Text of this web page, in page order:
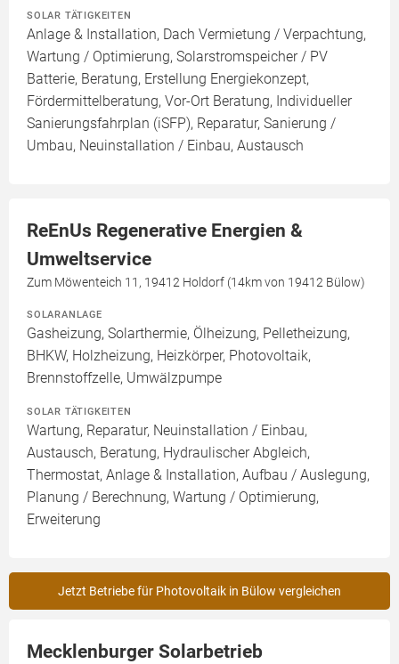
SOLAR TÄTIGKEITEN
Anlage & Installation, Dach Vermietung / Verpachtung,
Wartung / Optimierung, Solarstromspeicher / PV
Batterie, Beratung, Erstellung Energiekonzept,
Fördermittelberatung, Vor-Ort Beratung, Individueller
Sanierungsfahrplan (iSFP), Reparatur, Sanierung /
Umbau, Neuinstallation / Einbau, Austausch
ReEnUs Regenerative Energien &
Umweltservice
Zum Möwenteich 11, 19412 Holdorf (14km von 19412 Bülow)
SOLARANLAGE
Gasheizung, Solarthermie, Ölheizung, Pelletheizung,
BHKW, Holzheizung, Heizkörper, Photovoltaik,
Brennstoffzelle, Umwälzpumpe
SOLAR TÄTIGKEITEN
Wartung, Reparatur, Neuinstallation / Einbau,
Austausch, Beratung, Hydraulischer Abgleich,
Thermostat, Anlage & Installation, Aufbau / Auslegung,
Planung / Berechnung, Wartung / Optimierung,
Erweiterung
Jetzt Betriebe für Photovoltaik in Bülow vergleichen
Mecklenburger Solarbetrieb